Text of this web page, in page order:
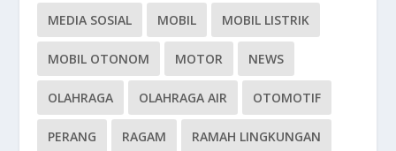
MEDIA SOSIAL MOBIL MOBIL LISTRIK
MOBIL OTONOM MOTOR NEWS
OLAHRAGA OLAHRAGA AIR OTOMOTIF
PERANG RAGAM RAMAH LINGKUNGAN